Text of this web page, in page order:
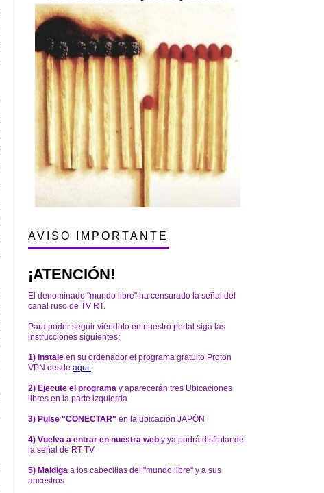
AVISO IMPORTANTE
¡ATENCIÓN!
El denominado "mundo libre" ha censurado la señal del
canal ruso de TV RT.
Para poder seguir viéndolo en nuestro portal siga las
instrucciones siguientes:
1) Instale en su ordenador el programa gratuito Proton
VPN desde aquí:
2) Ejecute el programa y aparecerán tres Ubicaciones
libres en la parte izquierda
3) Pulse "CONECTAR" en la ubicación JAPÓN
4) Vuelva a entrar en nuestra web y ya podrá disfrutar de
la señal de RT TV
5) Maldiga a los cabecillas del "mundo libre" y a sus
ancestros